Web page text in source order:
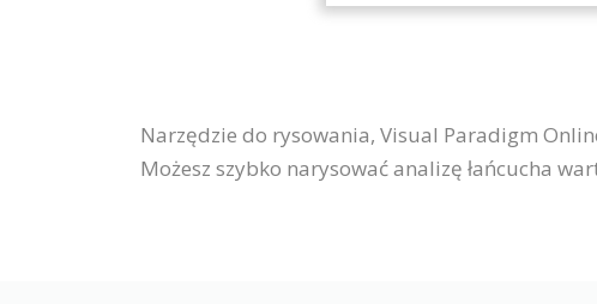
Narzędzie do rysowania, Visual Paradigm
Możesz szybko narysować analizę łańcucha